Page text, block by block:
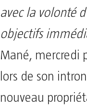
avec la volonté
objectifs
Mané, mercredi
lors de son
nouveau